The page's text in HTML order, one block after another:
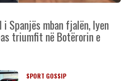
Spanjës mban fjalën, lyen
triumfit në Botërorin e
SPORT GOSSIP